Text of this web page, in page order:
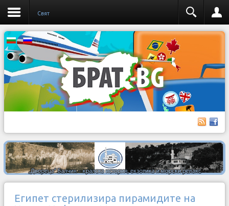
Свят
Египет стерилизира пирамидите на